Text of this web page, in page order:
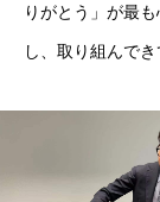
りがとう」が最
し、取り組んで